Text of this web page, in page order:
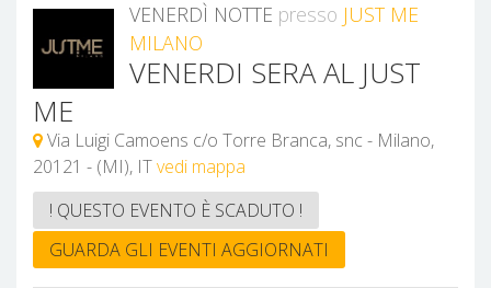
VENERDÌ NOTTE presso JUST ME
MILANO
VENERDI SERA AL JUST
ME
20121 - (MI), ITvedi mappa
! QUESTO EVENTO È SCADUTO !
GUARDA GLI EVENTI AGGIORNATI